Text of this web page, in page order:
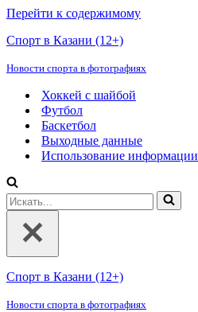
Перейти к содержимому
Спорт в Казани (12+)
Новости спорта в фотографиях
Хоккей с шайбой
Футбол
Баскетбол
Выходные данные
Использование информации
Искать...
Спорт в Казани (12+)
Новости спорта в фотографиях